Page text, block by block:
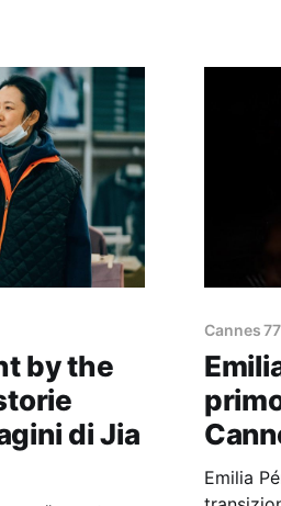
by the
di Jia
Cannes 77
Emilia